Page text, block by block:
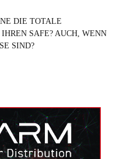
DIE TOTALE
SAFE? AUCH, WENN
SIND?